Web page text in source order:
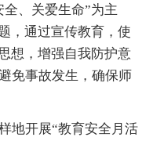
、关爱生命”为主
，通过宣传教育，使
想，增强自我防护意
免事故发生，确保师
地开展“教育安全月活